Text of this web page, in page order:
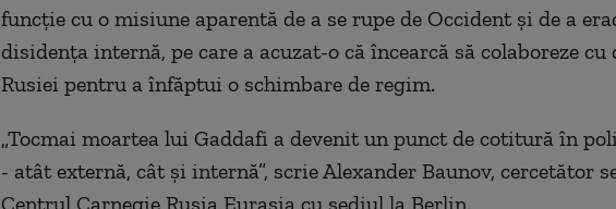
funcție cu o misiune aparentă de a se rupe de Occident și de a
disidența internă, pe care a acuzat-o că încearcă să colaboreze
Rusiei pentru a înfăptui o schimbare de regim.
„Tocmai moartea lui Gaddafi a devenit un punct de cotitură în
- atât externă, cât și internă”, scrie Alexander Baunov, cercetător
Centrul Carnegie Rusia Eurasia cu sediul la Berlin.